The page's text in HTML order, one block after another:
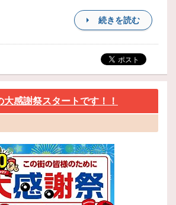
続きを読む
大感謝祭スタートです！！